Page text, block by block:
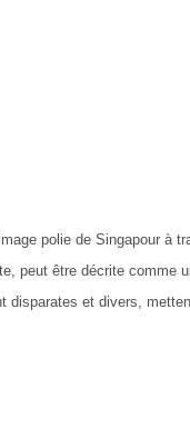
polie de Singapour à
peut être décrite comme
et divers,